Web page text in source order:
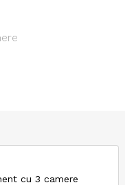
cu 3 camere